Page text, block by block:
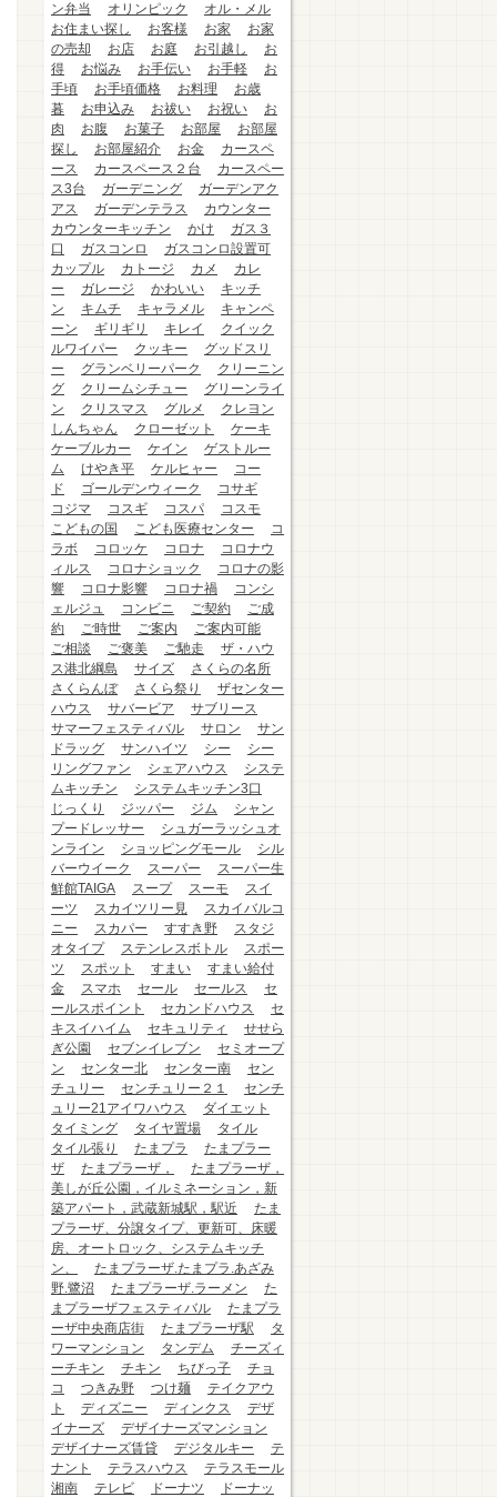
ン弁当
オリンピック
オル・メル
お住まい探し
お客様 お家
お家
の売却
お店 お庭 お引越し
お
得
お悩み お手伝い お手軽
お
手頃
お手頃価格 お料理
お歳
暮
お申込み お祓い お祝い
お
肉
お腹 お菓子 お部屋
お部屋
探し
お部屋紹介 お金
カースペ
ース
カースペース２台
カースペー
ス3台
ガーデニング
ガーデンアク
アス
ガーデンテラス
カウンター
カウンターキッチン
かけ
ガス３
口
ガスコンロ
ガスコンロ設置可
カップル
カトージ カメ
カレ
ー
ガレージ かわいい
キッチ
ン
キムチ キャラメル
キャンペ
ーン
ギリギリ キレイ
クイック
ルワイパー
クッキー
グッドスリ
ー
グランベリーパーク
クリーニン
グ
クリームシチュー
グリーンライ
ン
クリスマス グルメ
クレヨン
しんちゃん
クローゼット
ケーキ
ケーブルカー
ケイン
ゲストルー
ム
けやき平 ケルヒャー
コー
ド
ゴールデンウィーク
コサギ
コジマ
コスギ コスパ
コスモ
こどもの国
こども医療センター
コ
ラボ
コロッケ コロナ
コロナウ
ィルス
コロナショック
コロナの影
響
コロナ影響 コロナ禍
コンシ
ェルジュ
コンビニ ご契約
ご成
約
ご時世 ご案内
ご案内可能
ご相談
ご褒美 ご馳走
ザ・ハウ
ス港北綱島
サイズ
さくらの名所
さくらんぼ
さくら祭り
ザセンター
ハウス
サバービア
サブリース
サマーフェスティバル
サロン
サン
ドラッグ
サンハイツ シー
シー
リングファン
シェアハウス
システ
ムキッチン
システムキッチン3口
じっくり
ジッパー ジム
シャン
プードレッサー
シュガーラッシュオ
ンライン
ショッピングモール
シル
バーウイーク
スーパー
スーパー生
鮮館TAIGA
スープ スーモ
スイ
ーツ
スカイツリー見
スカイバルコ
ニー
スカパー すすき野
スタジ
オタイプ
ステンレスボトル
スポー
ツ
スポット すまい
すまい給付
金
スマホ セール セールス
セ
ールスポイント
セカンドハウス
セ
キスイハイム
セキュリティ
せせら
ぎ公園
セブンイレブン
セミオープ
ン
センター北 センター南
セン
チュリー
センチュリー２１
センチ
ュリー21アイワハウス
ダイエット
タイミング
タイヤ置場
タイル
タイル張り
たまプラ
たまプラー
ザ
たまプラーザ，
たまプラーザ，
美しが丘公園，イルミネーション，新
築アパート，武蔵新城駅，駅近
たま
プラーザ、分譲タイプ、更新可、床暖
房、オートロック、システムキッチ
ン、
たまプラーザ.たまプラ.あざみ
野.鷺沼
たまプラーザ.ラーメン
た
まプラーザフェスティバル
たまプラ
ーザ中央商店街
たまプラーザ駅
タ
ワーマンション
タンデム
チーズィ
ーチキン
チキン ちびっ子
チョ
コ
つきみ野 つけ麺
テイクアウ
ト
ディズニー ディンクス
デザ
イナーズ
デザイナーズマンション
デザイナーズ賃貸
デジタルキー
テ
ナント
テラスハウス
テラスモール
湘南
テレビ ドーナツ
ドーナッ